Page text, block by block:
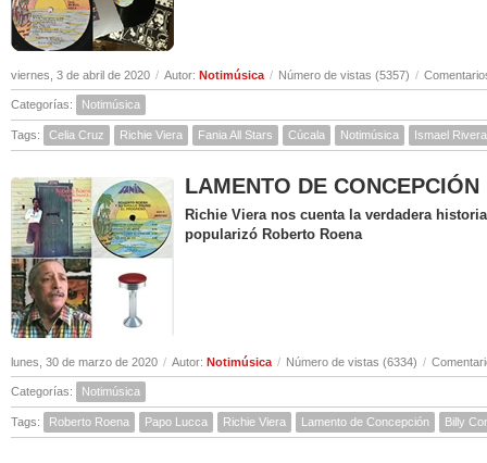
viernes, 3 de abril de 2020 / Autor: Notimúsica / Número de vistas (5357) /
Categorías: Notimúsica
Tags: Celia Cruz Richie Viera Fania All Stars Cúcala Notimúsica Ismael Rivera
LAMENTO DE
Richie Viera nos cuenta la verdadera
popularizó Roberto Roena
lunes, 30 de marzo de 2020 / Autor: Notimúsica / Número de vistas (6334) /
Categorías: Notimúsica
Tags: Roberto Roena Papo Lucca Richie Viera Lamento de Concepción Billy